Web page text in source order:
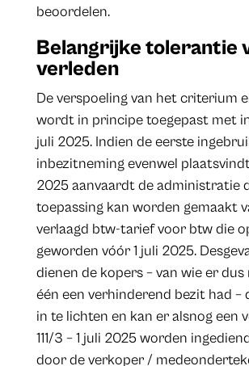
beoordelen.
Belangrijke tolerantie
verleden
De verspoeling van het criterium
wordt in principe toegepast met
juli 2025. Indien de eerste
inbezitneming evenwel
2025 aanvaardt de administratie
toepassing kan worden gemaakt
verlaagd btw-tarief voor btw die
geworden vóór 1 juli 2025.
dienen de kopers – van wie er
één een verhinderend bezit had –
in te lichten en kan er alsnog een
111/3 – 1 juli 2025 worden
door de verkoper /